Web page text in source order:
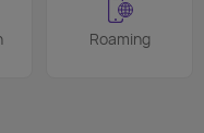
Roaming